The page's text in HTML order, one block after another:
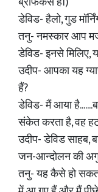
डेविड- हैलो, गुड
तनु- नमस्कार आप
डेविड- इनसे मिलिए,
उदीप- आपका यह
हैं?
डेविड- मैं आया
संकेत करता है, वह
उदीप- डेविड
जन-आन्दोलन की
तनु- यह कैसे हो